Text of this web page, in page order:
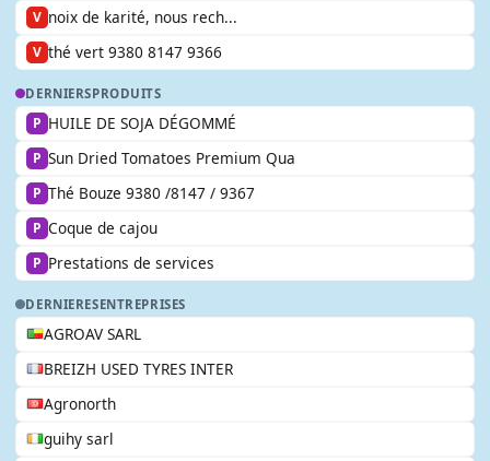
V noix de karité, nous rech...
V thé vert 9380 8147 9366
DERNIERSPRODUITS
P HUILE DE SOJA DÉGOMMÉ
P Sun Dried Tomatoes Premium Qua
P Thé Bouze 9380 /8147 / 9367
P Coque de cajou
P Prestations de services
DERNIERESENTREPRISES
AGROAV SARL
BREIZH USED TYRES INTER
Agronorth
guihy sarl